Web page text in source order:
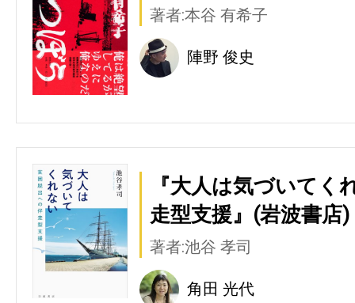
著者:本谷 有希子
陣野 俊史
『大人は気づいてく
走型支援』(岩波書店)
著者:池谷 孝司
角田 光代